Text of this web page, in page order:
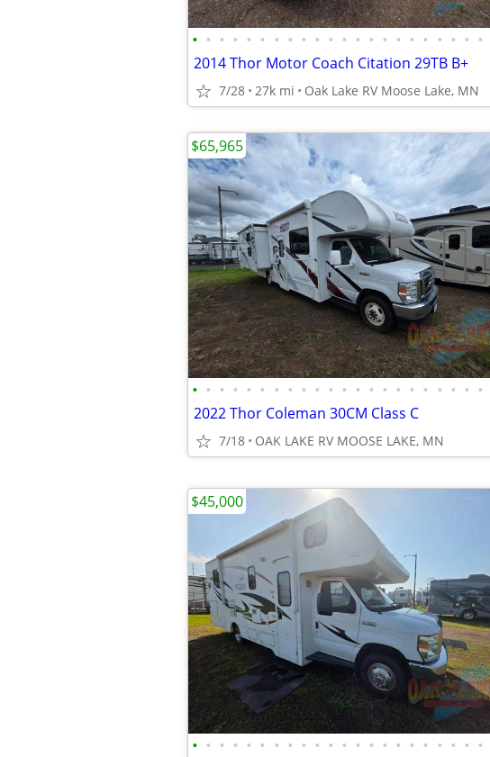
• • • • • • • • • • • • • • • • • • • • • •
2014 Thor Motor Coach Citation 29TB B+
7/28 27k mi Oak Lake RV Moose Lake, MN
• • • • • • • • • • • • • • • • • • • • • •
2022 Thor Coleman 30CM Class C
7/18 OAK LAKE RV MOOSE LAKE, MN
$65,965
• • • • • • • • • • • • • • • • • • • • • •
$45,000